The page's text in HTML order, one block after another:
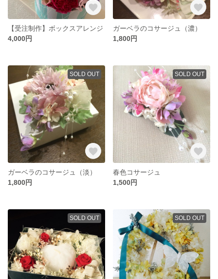
【受注制作】ボックスアレンジ
4,000円
ガーベラのコサージュ（濃）
1,800円
SOLD OUT
ガーベラのコサージュ（淡）
1,800円
SOLD OUT
春色コサージュ
1,500円
SOLD OUT SOLD OUT